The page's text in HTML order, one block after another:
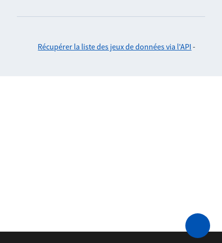
Récupérer la liste des jeux de données via l'API -